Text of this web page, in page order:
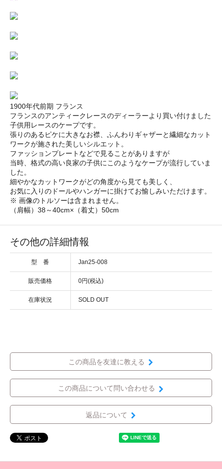
1900年代前期 フランス
フランスのアンティークレースのディーラーより買い付けました
子供用レースのケープです。
張りのあるピケに大きなお襟、ふんわりギャザーと繊細なカット
ワークが施された美しいシルエット。
ファッションプレートなどで見ることがありますが
当時、格式の高い良家の子供にこのようなケープが流行していま
した。
細やかなカットワークがどの角度から見ても美しく、
お気に入りのドールやハンガーに掛けてお愉しみいただけます。
※ 画像のトルソーは含まれません。
（肩幅）38～40cm×（着丈）50cm
その他の詳細情報
型 番 Jan25-008
販売価格 0円(税込)
在庫状況 SOLD OUT
この商品を友達に教える
この商品について問い合わせる
返品について